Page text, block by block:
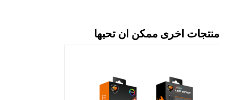
منتجات اخرى ممكن ان تحبها